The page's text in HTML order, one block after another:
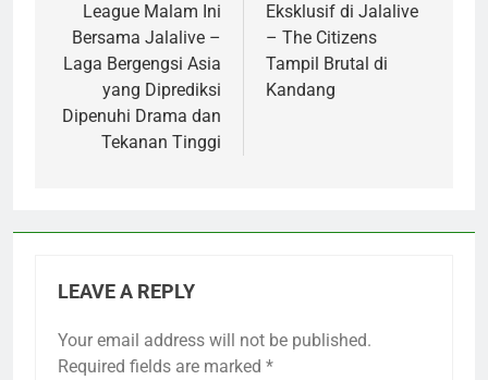
League Malam Ini
Bersama Jalalive –
Laga Bergengsi Asia
yang Diprediksi
Dipenuhi Drama dan
Tekanan Tinggi
Eksklusif di Jalalive
– The Citizens
Tampil Brutal di
Kandang
LEAVE A REPLY
Your email address will not be published.
Required fields are marked *